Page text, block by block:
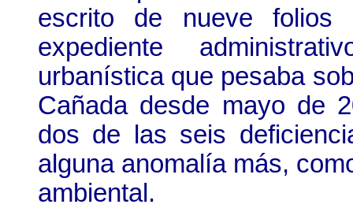
escrito de nueve folios
expediente
urbanística que pesaba
Cañada desde mayo de
dos de las seis
alguna anomalía más,
ambiental.